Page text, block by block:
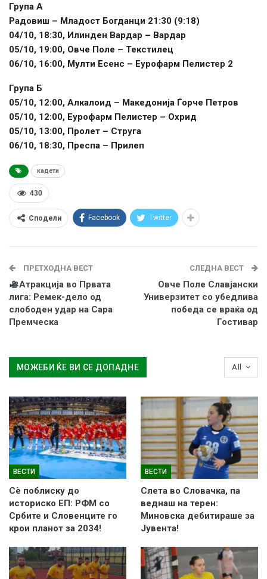
Група А
Радовиш – Младост Богданци 21:30 (9:18)
04/10, 18:30, Илинден Вардар – Вардар
05/10, 19:00, Овче Поле – Текстилец
06/10, 16:00, Мулти Есенс – Еурофарм Пелистер 2
Група Б
05/10, 12:00, Алкалоид – Македонија Ѓорче Петров
05/10, 12:00, Еурофарм Пелистер – Охрид
05/10, 13:00, Пролет – Струга
06/10, 18:30, Преспа – Прилеп
кадети
430
Сподели Facebook Twitter
ПРЕТХОДНА ВЕСТ
Атракција во Првата
лига: Ремек-дело од
слободен удар на Сара
Премческа
СЛЕДНА ВЕСТ
Овче Поле Славјански
Универзитет со убедлива
победа се враќа од
Гостивар
All
МОЖЕБИ ЌЕ ВИ СЕ ДОПАДНЕ
ВЕСТИ
Сè поблиску до
историско ЕП: РФМ со
Србите и Словенците го
крои планот за 2034!
ВЕСТИ
Слетa во Словачка, па
веднаш на терен:
Миновска дебитираше за
Јувента!